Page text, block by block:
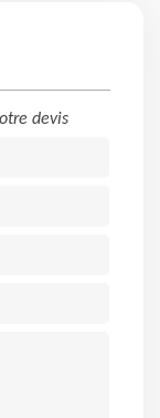
devis